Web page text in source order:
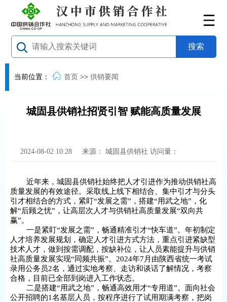
当前位置： 首页 >> 供销要闻
城固县供销社招贤引智 赋能高质量发展
2024-08-02 10:28 来源： 城固县供销社 访问量：
近年来，城固县供销社始终把人才引进作为推动供销社高
质量发展的有效途径。采取线上线下相结合、集中引才与分头
引才相结合的方式，紧盯“发展之需”，搭建“用武之地”，化
解“后顾之忧”，让高层次人才与供销社高质量发展“双向共
赢”。
一是紧盯“发展之需”，畅通精准引才“快车道”。年初制定
人才培养发展规划，确定人才引进方式方法，重点引进紧缺型
技术人才，做到按需调配，按缺补位，让人员素能提升与供销
社高质量发展实现“同频共振”。2024年7月由陕西省统一考试
录用公务员2名，通过实地考察、走访和谈话了解情况，考察
合格，目前已全部到岗进入工作状态。
二是搭建“用武之地”，畅通高效用才“专用道”。面向社会
公开招聘的1名基层人员，按程序进行了试用期满考察，把岗